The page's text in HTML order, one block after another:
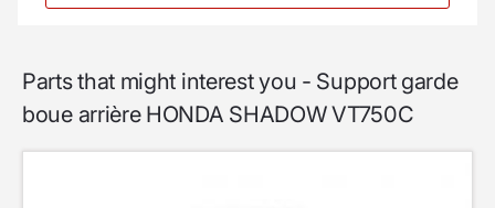
Parts that might interest you - Support garde
boue arrière HONDA SHADOW VT750C